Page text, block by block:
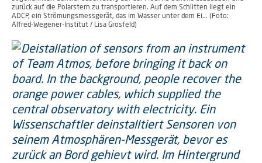
zurück auf die Polarstern zu transportieren. Auf dem Schlitten liegt ein
ADCP, ein Strömungsmessgerät, das im Wasser unter dem Ei... (Foto:
Alfred-Wegener-Institut / Lisa Grosfeld)